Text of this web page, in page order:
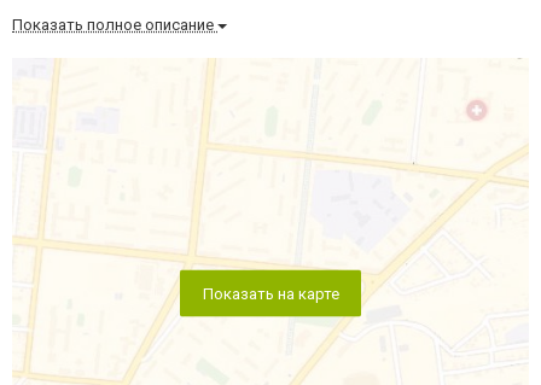
Показать полное описание
Показать на карте